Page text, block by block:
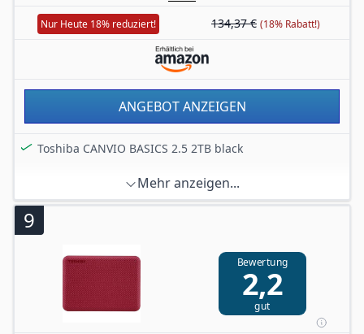
Nur Heute 18% reduziert! 134,37 € (18% Rabatt!)
ANGEBOT ANZEIGEN
Toshiba CANVIO BASICS 2.5 2TB black
Mehr anzeigen...
9
Bewertung
2,2
gut